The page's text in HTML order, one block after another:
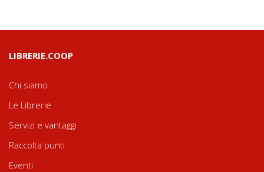
LIBRERIE.COOP
Chi siamo
Le Librerie
Servizi e vantaggi
Raccolta punti
Eventi